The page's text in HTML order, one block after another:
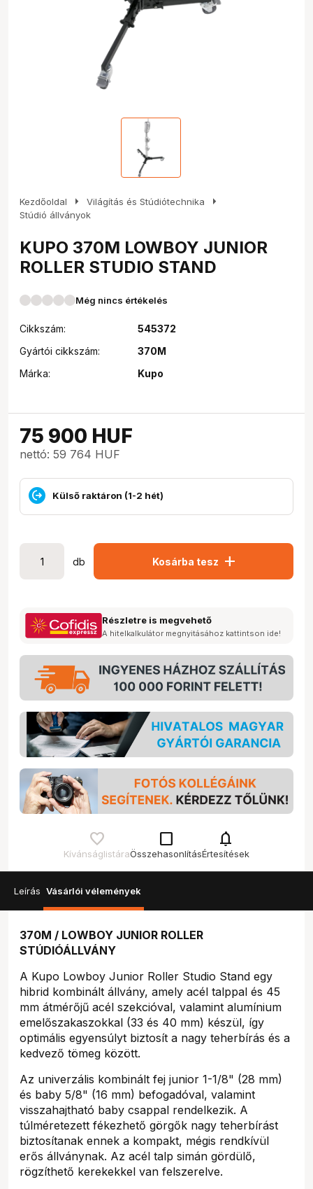
Kezdőoldal arrow_right Világítás és Stúdiótechnika arrow_right
Stúdió állványok
KUPO 370M LOWBOY JUNIOR
ROLLER STUDIO STAND
Még nincs értékelés
Cikkszám:
545372
Gyártói cikkszám:
370M
Márka:
Kupo
75 900 HUF
nettó: 59 764 HUF
Külső raktáron (1-2 hét)
db Kosárba tesz add
Részletre is megvehető
A hitelkalkulátor megnyitásához kattintson ide!
Kívánságlistára
check_box_outline_blank
Összehasonlítás
notifications
Értesítések
Leírás Vásárlói vélemények
370M / LOWBOY JUNIOR ROLLER
STÚDIÓÁLLVÁNY
A Kupo Lowboy Junior Roller Studio Stand egy
hibrid kombinált állvány, amely acél talppal és 45
mm átmérőjű acél szekcióval, valamint alumínium
emelőszakaszokkal (33 és 40 mm) készül, így
optimális egyensúlyt biztosít a nagy teherbírás és a
kedvező tömeg között.
Az univerzális kombinált fej junior 1-1/8" (28 mm)
és baby 5/8" (16 mm) befogadóval, valamint
visszahajtható baby csappal rendelkezik. A
túlméretezett fékezhető görgők nagy teherbírást
biztosítanak ennek a kompakt, mégis rendkívül
erős állványnak. Az acél talp simán gördülő,
rögzíthető kerekekkel van felszerelve.